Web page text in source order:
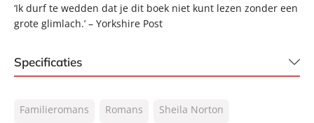
‘Ik durf te wedden dat je dit boek niet kunt lezen zonder een
grote glimlach.’ – Yorkshire Post
Specificaties
NUR:
302
Familieromans Romans Sheila Norton